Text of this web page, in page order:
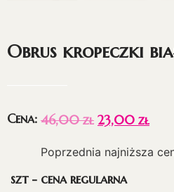
Obrus kropeczki
Cena: 46,00zł 23,00 zł
Poprzednia najniższa
szt - cena regularna